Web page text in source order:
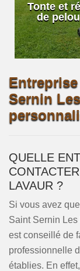
Tonte et
de
Sernin
QUELLE
LAVAUR ?
Si vous avez
Saint Sernin Les
est conseillé de
professionnelle
établies. En